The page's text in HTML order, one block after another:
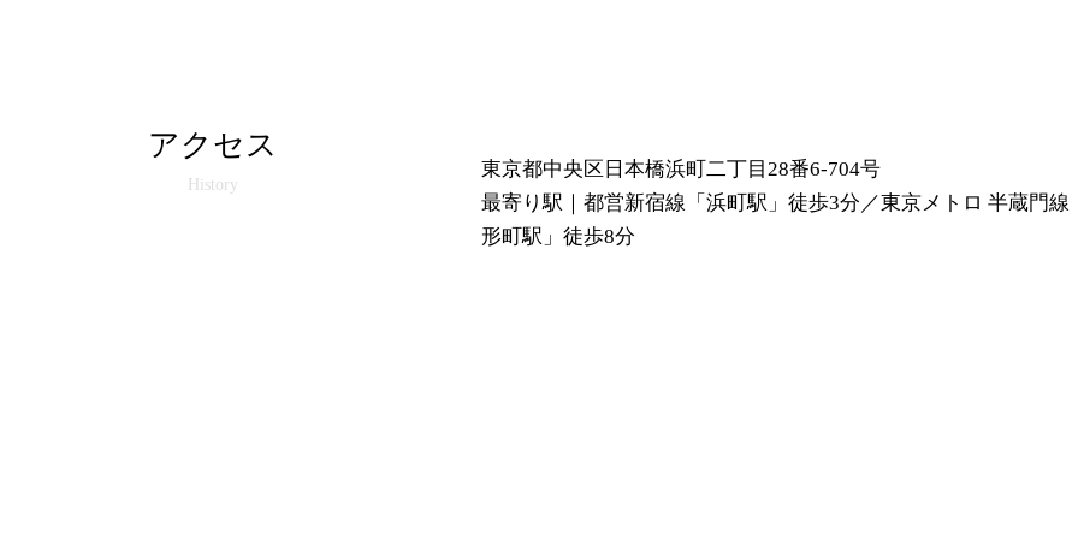
アクセス
History
東京都中央区日本橋浜町二丁目28番6-704号
最寄り駅｜都営新宿線「浜町駅」徒歩3分／東京メトロ 半蔵門
形町駅」徒歩8分